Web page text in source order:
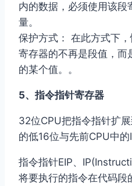
内的数据，必须使用该段
量。
保护方式： 在此方式下
寄存器的不再是段值，而
的某个值。。
5、指令指针寄存器
32位CPU把指令指针扩
的低16位与先前CPU中的
指令指针EIP、
将要执行的指令在代码段